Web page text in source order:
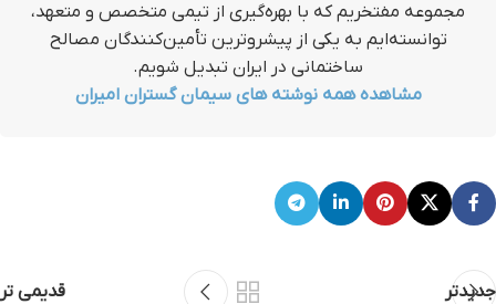
مجموعه مفتخریم که با بهره‌گیری از تیمی متخصص و متعهد،
توانسته‌ایم به یکی از پیشروترین تأمین‌کنندگان مصالح
ساختمانی در ایران تبدیل شویم.
مشاهده همه نوشته های سیمان گستران امیران
جدیدتر قدیمی تر